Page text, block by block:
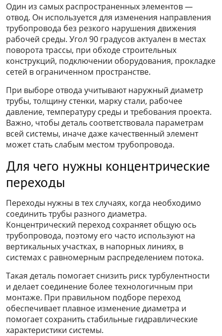
Один из самых распространенных элементов —
отвод. Он используется для изменения направления
трубопровода без резкого нарушения движения
рабочей среды. Угол 90 градусов актуален в местах
поворота трассы, при обходе строительных
конструкций, подключении оборудования, прокладке
сетей в ограниченном пространстве.
При выборе отвода учитывают наружный диаметр
трубы, толщину стенки, марку стали, рабочее
давление, температуру среды и требования проекта.
Важно, чтобы деталь соответствовала параметрам
всей системы, иначе даже качественный элемент
может стать слабым местом трубопровода.
Для чего нужны концентрические
переходы
Переходы нужны в тех случаях, когда необходимо
соединить трубы разного диаметра.
Концентрический переход сохраняет общую ось
трубопровода, поэтому его часто используют на
вертикальных участках, в напорных линиях, в
системах с равномерным распределением потока.
Такая деталь помогает снизить риск турбулентности
и делает соединение более технологичным при
монтаже. При правильном подборе переход
обеспечивает плавное изменение диаметра и
помогает сохранить стабильные гидравлические
характеристики системы.